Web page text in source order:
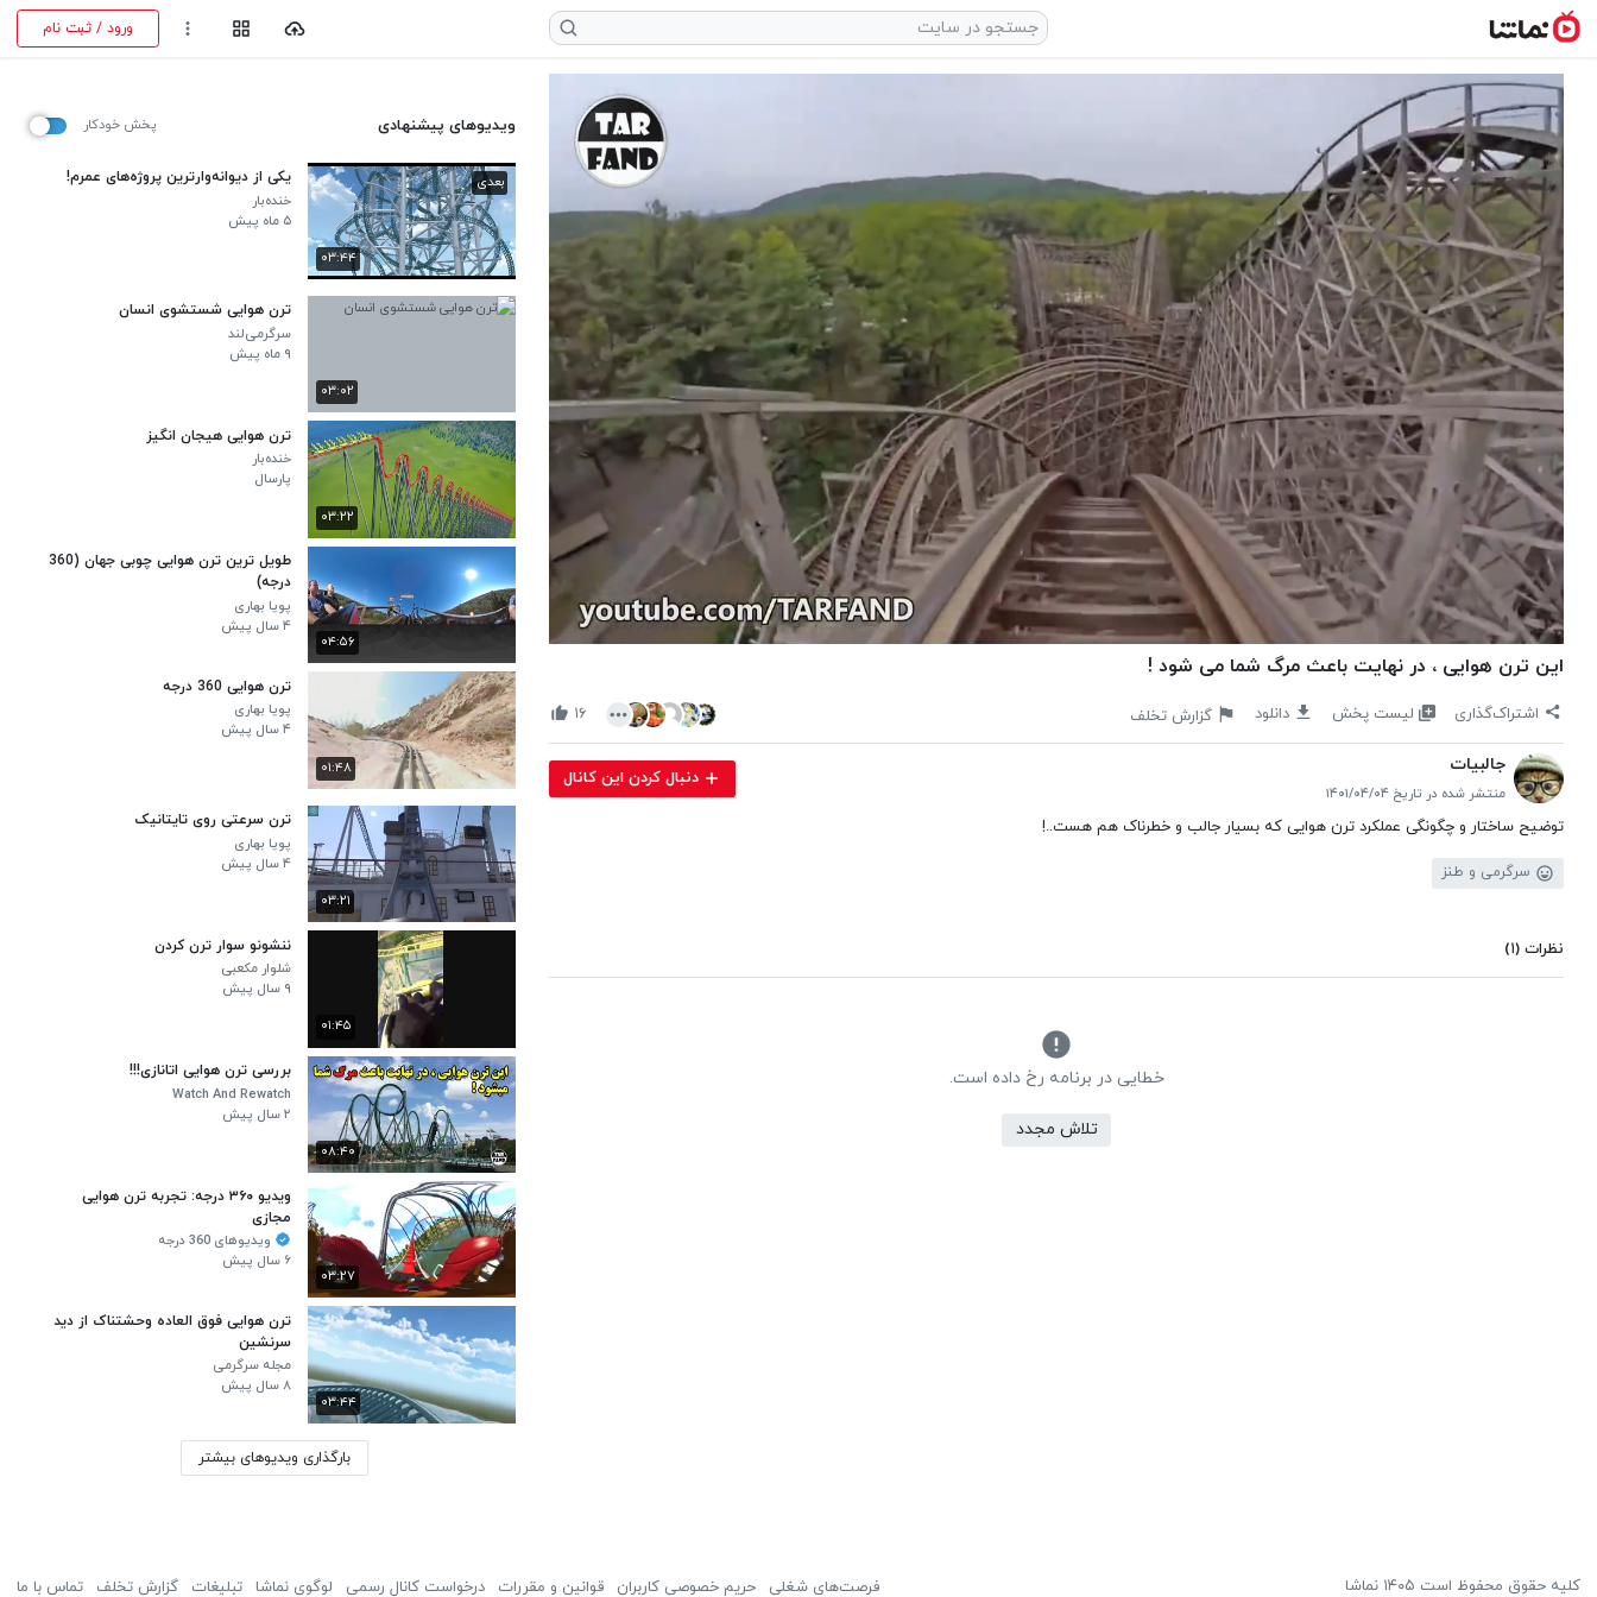
ورود / ثبت نام
این ترن هوایی ، در نهایت باعث مرگ شما می شود !
اشتراک‌گذاری لیست پخش دانلود گزارش تخلف ۱۶
جالبیات
منتشر شده در تاریخ ۱۴۰۱/۰۴/۰۴
دنبال کردن این کانال
توضیح ساختار و چگونگی عملکرد ترن هوایی که بسیار جالب و خطرناک هم هست..!
سرگرمی و طنز
نظرات (۱)
خطایی در برنامه رخ داده است.
تلاش مجدد
ویدیوهای پیشنهادی پخش خودکار
۰۳:۴۴
بعدی یکی از دیوانه‌وارترین پروژه‌های عمرم!
خنده‌بار
۵ ماه پیش
۰۳:۰۲
ترن هوایی شستشوی انسان
سرگرمی‌لند
۹ ماه پیش
۰۳:۲۲
ترن هوایی هیجان انگیز
خنده‌بار
پارسال
۰۴:۵۶
طویل ترین ترن هوایی چوبی جهان (360
درجه)
پویا بهاری
۴ سال پیش
۰۱:۴۸
ترن هوایی 360 درجه
پویا بهاری
۴ سال پیش
۰۳:۲۱
ترن سرعتی روی تایتانیک
پویا بهاری
۴ سال پیش
۰۱:۴۵
ننشونو سوار ترن کردن
شلوار مکعبی
۹ سال پیش
۰۸:۴۰
بررسی ترن هوایی اتانازی!!!
Watch And Rewatch
۲ سال پیش
۰۳:۲۷
ویدیو ۳۶۰ درجه: تجربه ترن هوایی
مجازی
ویدیوهای 360 درجه
۶ سال پیش
۰۳:۴۴
ترن هوایی فوق العاده وحشتناک از دید
سرنشین
مجله سرگرمی
۸ سال پیش
بارگذاری ویدیوهای بیشتر
کلیه حقوق محفوظ است ۱۴۰۵ نماشا فرصت‌های شغلی حریم خصوصی کاربران قوانین و مقررات درخواست کانال رسمی لوگوی نماشا تبلیغات گزارش تخلف تماس با ما